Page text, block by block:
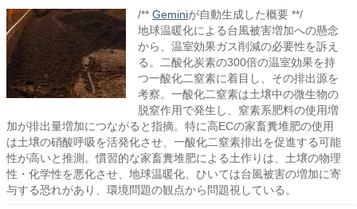
/** Geminiが自動生成した概要 **/
地球温暖化による台風被害増加への懸念
から、温室効果ガス削減の必要性を訴え
る。二酸化炭素の300倍の温室効果を持
つ一酸化二窒素に着目し、その排出源を
考察。一酸化二窒素は土壌中の微生物の
脱窒作用で発生し、窒素系肥料の使用増
加が排出量増加につながると指摘。特に高ECの家畜糞堆肥の使用
は土壌の硝酸呼吸を活発化させ、一酸化二窒素排出を促進する可能
性が高いと推測。慣習的な家畜糞堆肥による土作りは、土壌の物理
性・化学性を悪化させ、地球温暖化、ひいては台風被害の増加に寄
与する恐れがあり、環境問題の観点から問題視している。